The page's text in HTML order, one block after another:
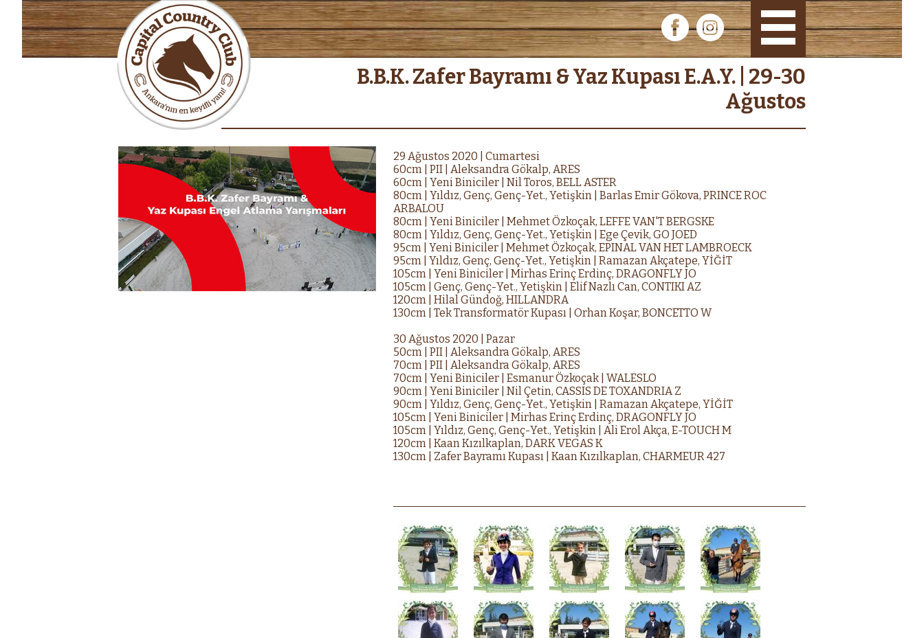
|
B.B.K. Zafer Bayramı & Yaz Kupası E.A.Y. | 29-30
Ağustos
29 Ağustos 2020 | Cumartesi
60cm | PII | Aleksandra Gökalp, ARES
60cm | Yeni Biniciler | Nil Toros, BELL ASTER
80cm | Yıldız, Genç, Genç-Yet., Yetişkin | Barlas Emir Gökova, PRINCE ROC
ARBALOU
80cm | Yeni Biniciler | Mehmet Özkoçak, LEFFE VAN'T BERGSKE
80cm | Yıldız, Genç, Genç-Yet., Yetişkin | Ege Çevik, GO JOED
95cm | Yeni Biniciler | Mehmet Özkoçak, EPINAL VAN HET LAMBROECK
95cm | Yıldız, Genç, Genç-Yet., Yetişkin | Ramazan Akçatepe, YİĞİT
105cm | Yeni Biniciler | Mirhas Erinç Erdinç, DRAGONFLY JO
105cm | Genç, Genç-Yet., Yetişkin | Elif Nazlı Can, CONTIKI AZ
120cm | Hilal Gündoğ, HILLANDRA
130cm | Tek Transformatör Kupası | Orhan Koşar, BONCETTO W
30 Ağustos 2020 | Pazar
50cm | PII | Aleksandra Gökalp, ARES
70cm | PII | Aleksandra Gökalp, ARES
70cm | Yeni Biniciler | Esmanur Özkoçak | WALESLO
90cm | Yeni Biniciler | Nil Çetin, CASSIS DE TOXANDRIA Z
90cm | Yıldız, Genç, Genç-Yet., Yetişkin | Ramazan Akçatepe, YİĞİT
105cm | Yeni Biniciler | Mirhas Erinç Erdinç, DRAGONFLY JO
105cm | Yıldız, Genç, Genç-Yet., Yetişkin | Ali Erol Akça, E-TOUCH M
120cm | Kaan Kızılkaplan, DARK VEGAS K
130cm | Zafer Bayramı Kupası | Kaan Kızılkaplan, CHARMEUR 427